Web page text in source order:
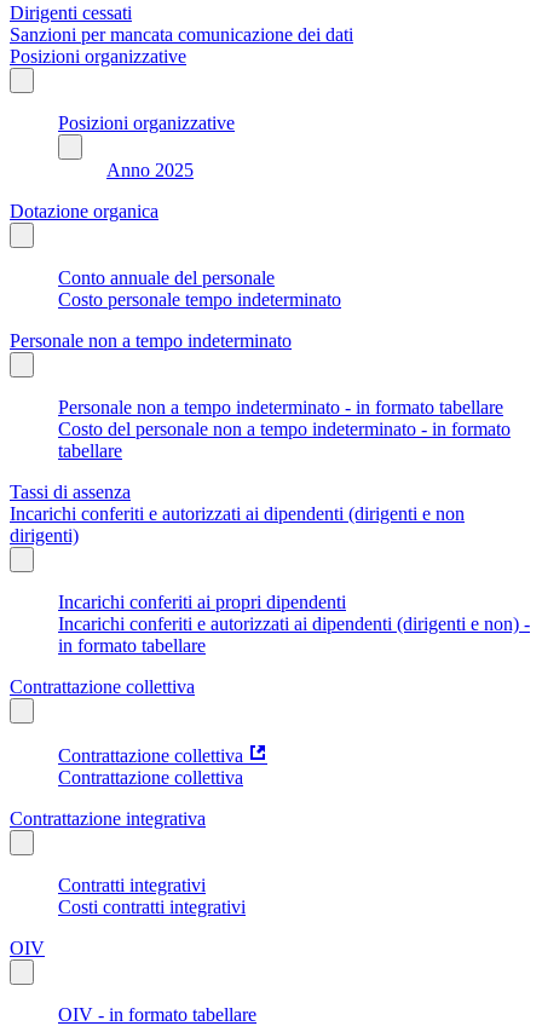
Dirigenti cessati
Sanzioni per mancata comunicazione dei dati
Posizioni organizzative
Posizioni organizzative
Anno 2025
Dotazione organica
Conto annuale del personale
Costo personale tempo indeterminato
Personale non a tempo indeterminato
Personale non a tempo indeterminato - in formato tabellare
Costo del personale non a tempo indeterminato - in formato
tabellare
Tassi di assenza
Incarichi conferiti e autorizzati ai dipendenti (dirigenti e non
dirigenti)
Incarichi conferiti ai propri dipendenti
Incarichi conferiti e autorizzati ai dipendenti (dirigenti e non) -
in formato tabellare
Contrattazione collettiva
Contrattazione collettiva
Contrattazione collettiva
Contrattazione integrativa
Contratti integrativi
Costi contratti integrativi
OIV
OIV - in formato tabellare